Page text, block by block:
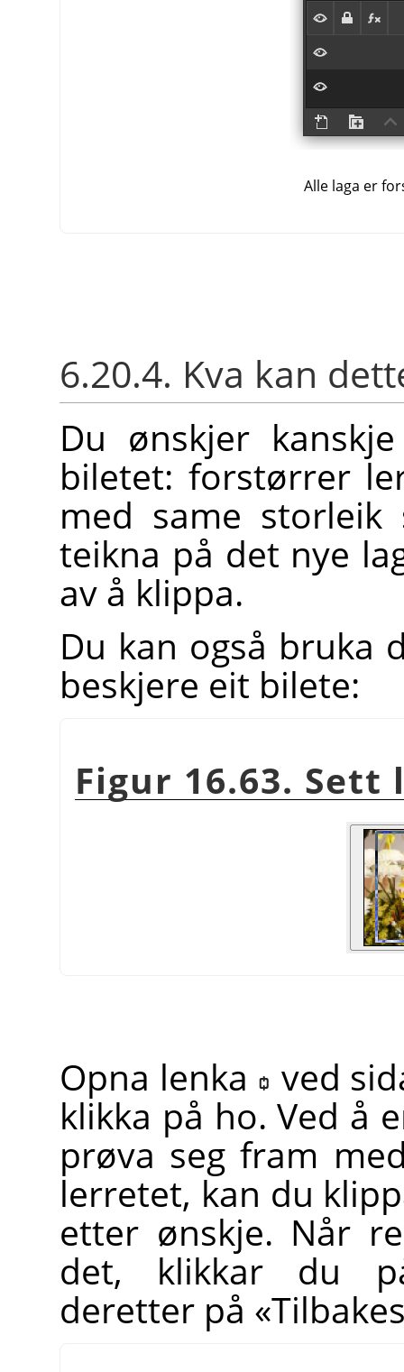
Alle laga er
6.20.4. Kva kan
Du ønskjer
biletet: forstørrer
med same
teikna på det nye
av å klippa.
Du kan også bruka
beskjere eit bilete:
Figur 16.63.
Opna lenka
ved
klikka på ho. Ved å
prøva seg fram
lerretet, kan du
etter ønskje. Når
det, klikkar du
deretter på